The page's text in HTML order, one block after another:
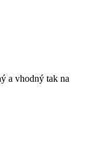
a vhodný tak na